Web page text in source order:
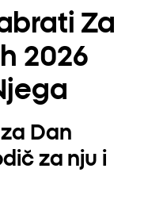
Za
2026
Dan
za nju i